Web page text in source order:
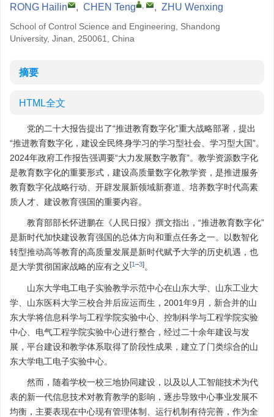
RONG Hailin , CHEN Teng , , ZHU Wenxing
School of Control Science and Engineering, Shandong
University, Jinan, 250061, China
摘要
HTML全文
党的二十大报告提出了“推进教育数字化”重大战略部署，提出
“推进教育数字化，建设全民终身学习的学习型社会、学习型大国”。
2024年政府工作报告强调要“大力发展数字教育”。教学资源数字化
是教育数字化的重要形式，建设高质量数字化教学资，是推进服务
教育数字化战略行动、开辟发展新领域新赛道、培养数字时代高素
质人才、建设教育强国的重要内容。
教育部部长怀进鹏在《人民日报》撰文指出，“推进教育数字化”
是新时代加快建设教育强国的总体方向和重点任务之一。以数智化
转型推动高等教育的高质量发展是新时代赋予大学的历史机遇，也
是大学贯彻国家战略的应有之义[1–3]。
山东大学电工电子实验教学示范中心在山东大学、山东工业大
学、山东医科大学三校合并后应运而生，2001年9月，新合并的山
东大学将信息科学与工程学院实验中心、控制科学与工程学院实验
中心、电气工程学院实验中心进行整合，经过二十余年建设与发
展，平台建设和教学体系取得了阶段性成果，建立了门类综合的山
东大学电工电子实验中心。
然而，随着学校一校三地协同建设，以及以人工智能技术为代
表的新一代信息技术对教育教学的影响，逐步导致中心事业发展不
均衡，主要表现在中心现有管理体制、运行机制有待完善，作为全